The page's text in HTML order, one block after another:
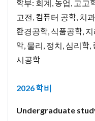
학부: 회계, 농업, 고고
고전, 컴퓨터 공학, 치
환경공학, 식품공학,
악, 물리, 정치, 심리학,
시공학
2026 학비
Undergraduate